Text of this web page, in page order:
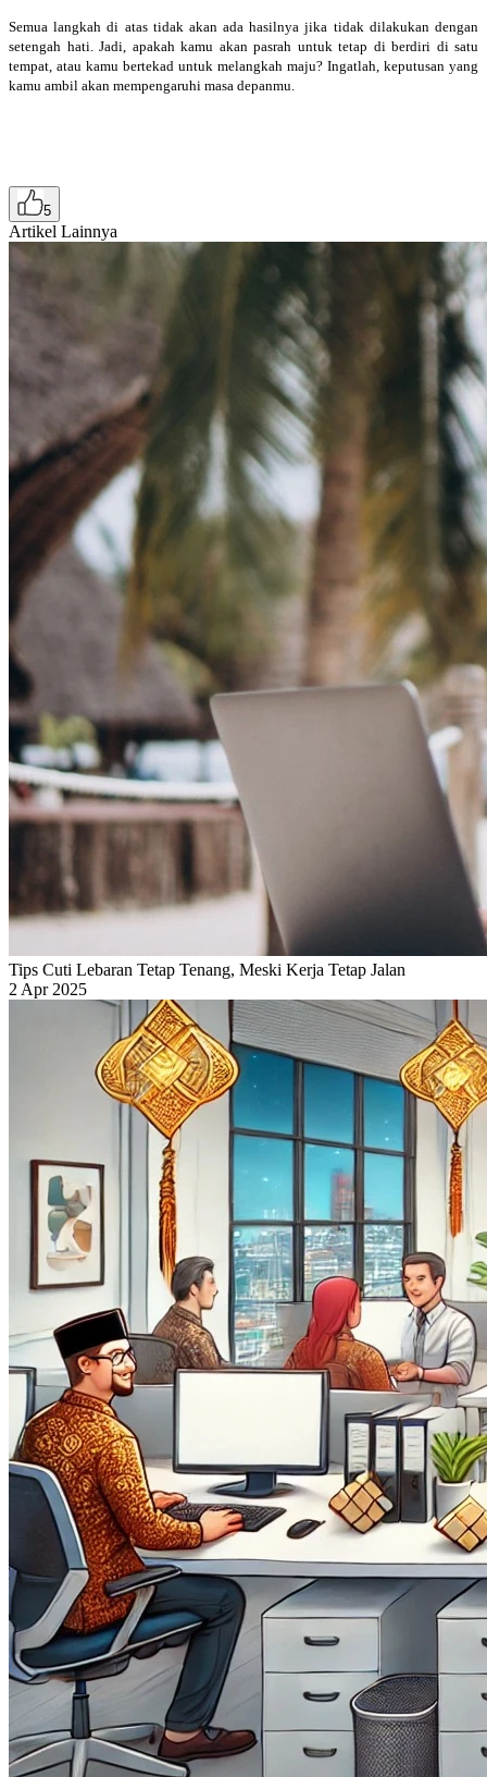
Semua langkah di atas tidak akan ada hasilnya jika tidak dilakukan dengan
setengah hati. Jadi, apakah kamu akan pasrah untuk tetap di berdiri di satu
tempat, atau kamu bertekad untuk melangkah maju? Ingatlah, keputusan yang
kamu ambil akan mempengaruhi masa depanmu.
5
Artikel Lainnya
Tips Cuti Lebaran Tetap Tenang, Meski Kerja Tetap Jalan
2 Apr 2025